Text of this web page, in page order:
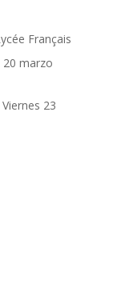
Français
20 marzo
23